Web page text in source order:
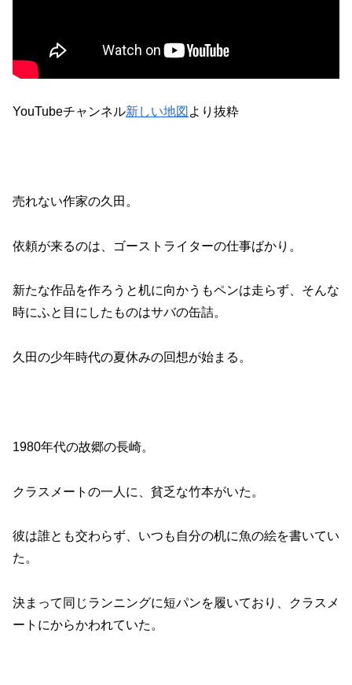
YouTubeチャンネル新しい地図 より抜粋
売れない作家の久田。
依頼が来るのは、ゴーストライターの仕事ばかり。
新たな作品を作ろうと机に向かうもペンは走らず、そんな
時にふと目にしたものはサバの缶詰。
久田の少年時代の夏休みの回想が始まる。
1980年代の故郷の長崎。
クラスメートの一人に、貧乏な竹本がいた。
彼は誰とも交わらず、いつも自分の机に魚の絵を書いてい
た。
決まって同じランニングに短パンを履いており、クラスメ
ートにからかわれていた。